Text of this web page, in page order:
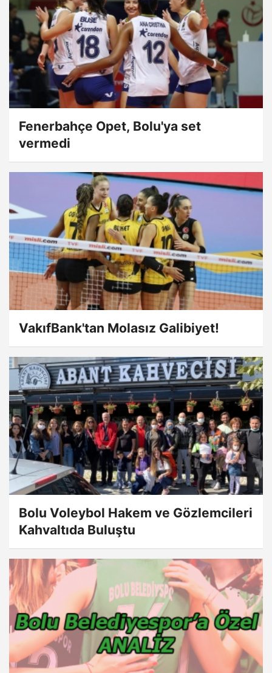
Fenerbahçe Opet, Bolu'ya set
vermedi
VakıfBank'tan Molasız Galibiyet!
Bolu Voleybol Hakem ve Gözlemcileri
Kahvaltıda Buluştu